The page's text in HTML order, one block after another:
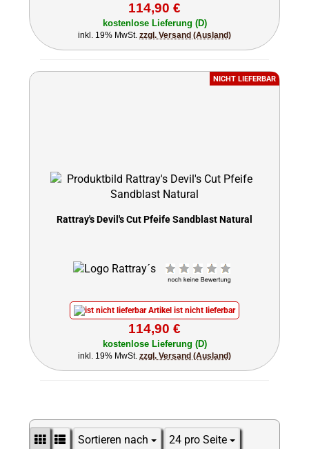
114,90 €
kostenlose Lieferung (D)
inkl. 19% MwSt. zzgl. Versand (Ausland)
NICHT LIEFERBAR
Rattray's Devil's Cut Pfeife Sandblast Natural
Artikel ist nicht lieferbar
114,90 €
kostenlose Lieferung (D)
inkl. 19% MwSt. zzgl. Versand (Ausland)
Sortieren nach
Sortieren nach 24 pro Seite
pro Seite